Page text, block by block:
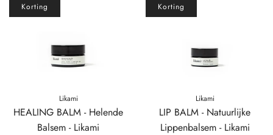
Likami
HEALING BALM - Helende
Balsem - Likami
Korting
Likami
LIP BALM - Natuurlijke
Lippenbalsem - Likami
Korting